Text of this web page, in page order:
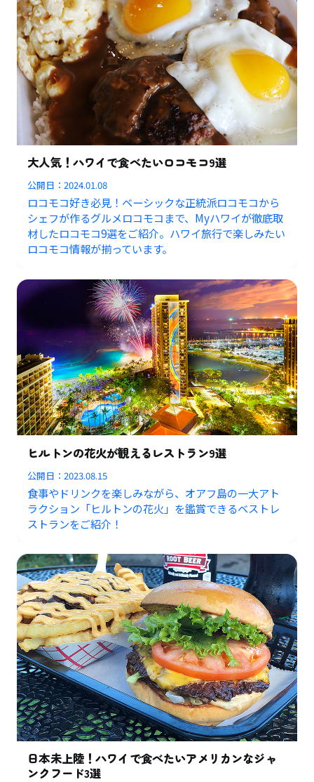
大人気！ハワイで食べたいロコモコ9選
公開日：2024.01.08
ロコモコ好き必見！ベーシックな正統派ロコモコから
シェフが作るグルメロコモコまで、Myハワイが徹底取
材したロコモコ9選をご紹介。ハワイ旅行で楽しみたい
ロコモコ情報が揃っています。
ヒルトンの花火が観えるレストラン9選
公開日：2023.08.15
食事やドリンクを楽しみながら、オアフ島の一大アト
ラクション「ヒルトンの花火」を鑑賞できるベストレ
ストランをご紹介！
日本未上陸！ハワイで食べたいアメリカンなジャ
ンクフード3選